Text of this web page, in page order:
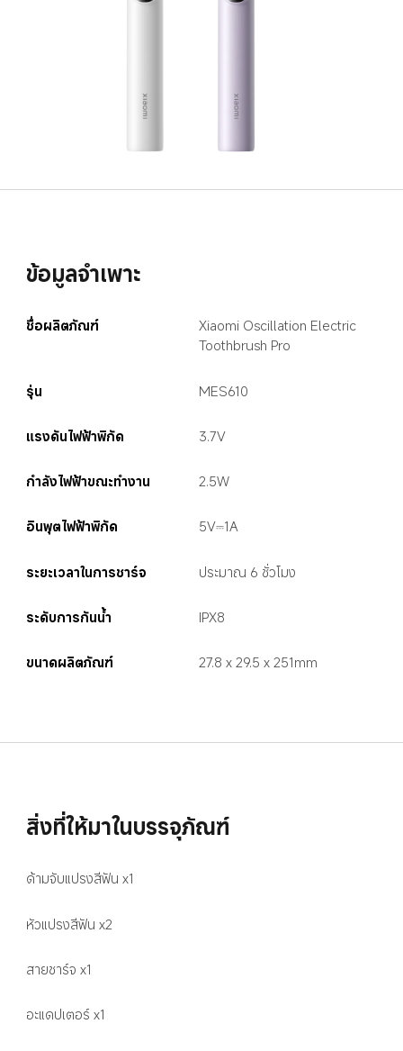
ข้อมูลจำเพาะ
ชื่อผลิตภัณฑ์
Xiaomi Oscillation Electric
Toothbrush Pro
รุ่น MES610
แรงดันไฟฟ้าพิกัด 3.7V
กำลังไฟฟ้าขณะทำงาน 2.5W
อินพุตไฟฟ้าพิกัด 5V⎓1A
ระยะเวลาในการชาร์จ ประมาณ 6 ชั่วโมง
ระดับการกันน้ำ IPX8
ขนาดผลิตภัณฑ์ 27.8 x 29.5 x 251mm
สิ่งที่ให้มาในบรรจุภัณฑ์
ด้ามจับแปรงสีฟัน x1
หัวแปรงสีฟัน x2
สายชาร์จ x1
อะแดปเตอร์ x1